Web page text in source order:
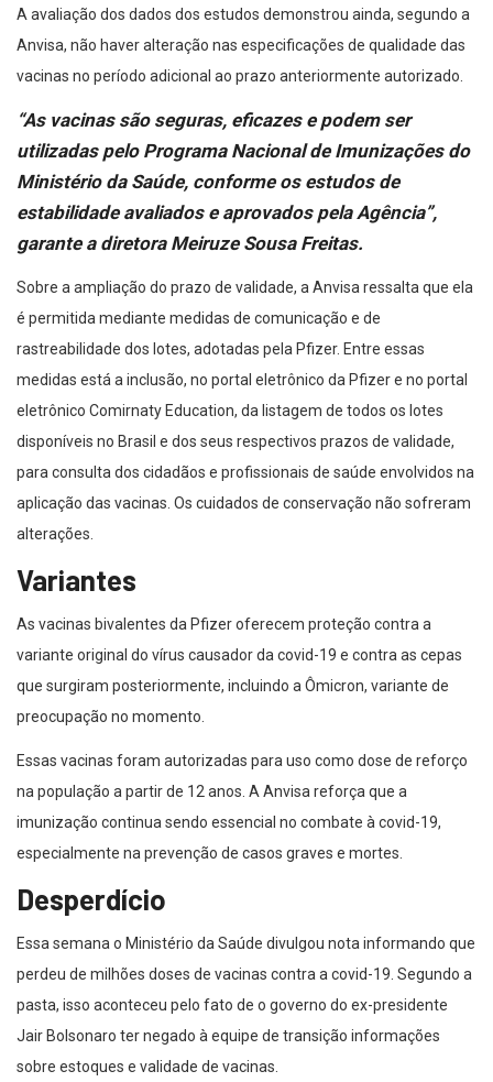
A avaliação dos dados dos estudos demonstrou ainda, segundo a
Anvisa, não haver alteração nas especificações de qualidade das
vacinas no período adicional ao prazo anteriormente autorizado.
“As vacinas são seguras, eficazes e podem ser
utilizadas pelo Programa Nacional de Imunizações do
Ministério da Saúde, conforme os estudos de
estabilidade avaliados e aprovados pela Agência”,
garante a diretora Meiruze Sousa Freitas.
Sobre a ampliação do prazo de validade, a Anvisa ressalta que ela
é permitida mediante medidas de comunicação e de
rastreabilidade dos lotes, adotadas pela Pfizer. Entre essas
medidas está a inclusão, no portal eletrônico da Pfizer e no portal
eletrônico Comirnaty Education, da listagem de todos os lotes
disponíveis no Brasil e dos seus respectivos prazos de validade,
para consulta dos cidadãos e profissionais de saúde envolvidos na
aplicação das vacinas. Os cuidados de conservação não sofreram
alterações.
Variantes
As vacinas bivalentes da Pfizer oferecem proteção contra a
variante original do vírus causador da covid-19 e contra as cepas
que surgiram posteriormente, incluindo a Ômicron, variante de
preocupação no momento.
Essas vacinas foram autorizadas para uso como dose de reforço
na população a partir de 12 anos. A Anvisa reforça que a
imunização continua sendo essencial no combate à covid-19,
especialmente na prevenção de casos graves e mortes.
Desperdício
Essa semana o Ministério da Saúde divulgou nota informando que
perdeu de milhões doses de vacinas contra a covid-19. Segundo a
pasta, isso aconteceu pelo fato de o governo do ex-presidente
Jair Bolsonaro ter negado à equipe de transição informações
sobre estoques e validade de vacinas.